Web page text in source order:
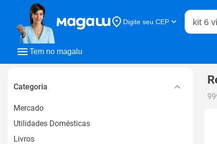
Tem no magalu
Digite seu CEP
Buscar
Categoria
Mercado
Utilidades Domésticas
Livros